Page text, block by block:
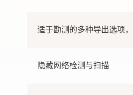
适于勘测的多种导出选项
隐藏网络检测与扫描